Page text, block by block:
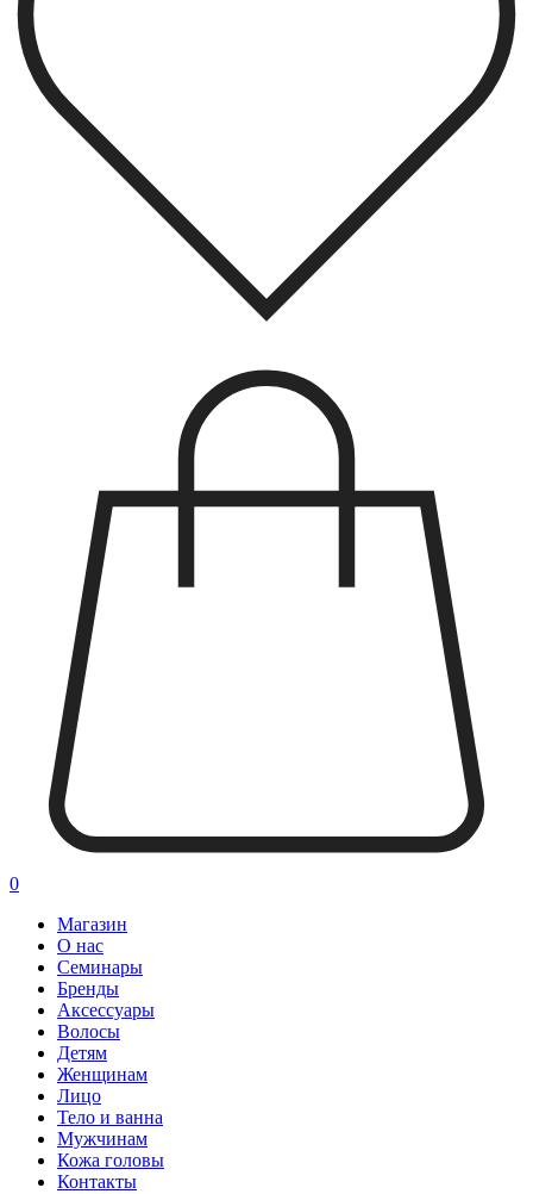
0
Магазин
О нас
Семинары
Бренды
Аксессуары
Волосы
Детям
Женщинам
Лицо
Тело и ванна
Мужчинам
Кожа головы
Контакты